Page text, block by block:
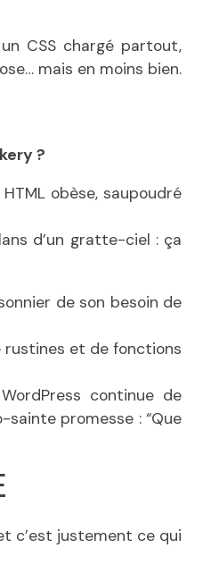
CSS chargé partout,
mais en moins bien.
?
obèse, saupoudré
d’un gratte-ciel : ça
de son besoin de
rustines et de fonctions
continue de
promesse : “Que
c’est justement ce qui